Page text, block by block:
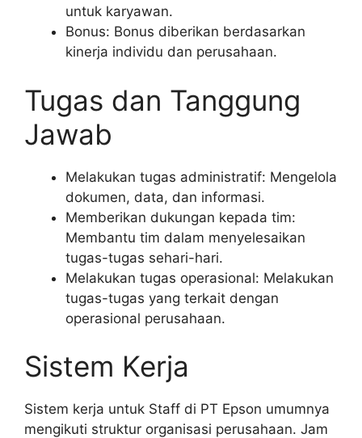
untuk karyawan.
Bonus: Bonus diberikan berdasarkan
kinerja individu dan perusahaan.
Tugas dan Tanggung
Jawab
Melakukan tugas administratif: Mengelola
dokumen, data, dan informasi.
Memberikan dukungan kepada tim:
Membantu tim dalam menyelesaikan
tugas-tugas sehari-hari.
Melakukan tugas operasional: Melakukan
tugas-tugas yang terkait dengan
operasional perusahaan.
Sistem Kerja
Sistem kerja untuk Staff di PT Epson umumnya
mengikuti struktur organisasi perusahaan. Jam